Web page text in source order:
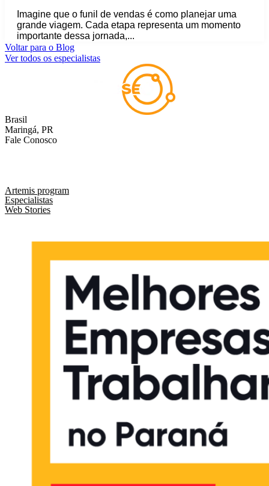
Imagine que o funil de vendas é como planejar uma
grande viagem. Cada etapa representa um momento
importante dessa jornada,...
Voltar para o Blog
Ver todos os especialistas
Brasil
Maringá, PR
Fale Conosco
Artemis program
Especialistas
Web Stories